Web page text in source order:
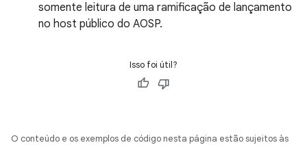
somente leitura de uma ramificação de lançamento
no host público do AOSP.
Isso foi útil?
O conteúdo e os exemplos de código nesta página estão sujeitos às